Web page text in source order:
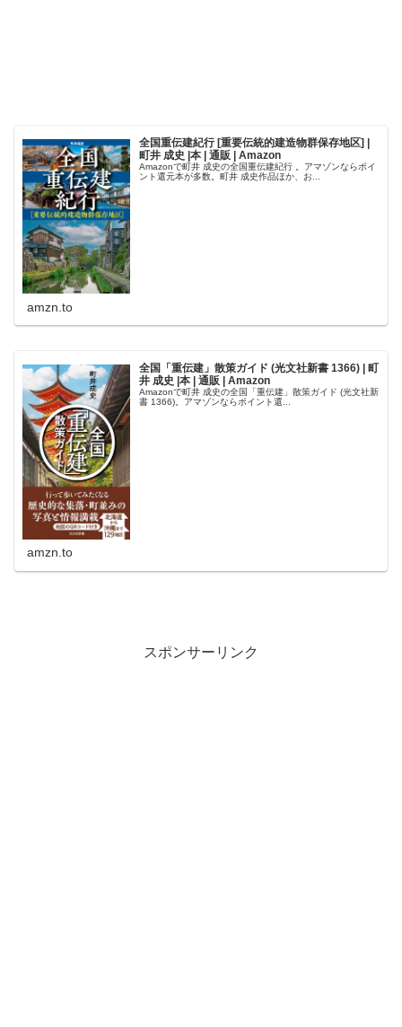
全国重伝建紀行 [重要伝統的建造物群保存地区] |
町井 成史 |本 | 通販 | Amazon
Amazonで町井 成史の全国重伝建紀行 。アマゾンならポイ
ント還元本が多数。町井 成史作品ほか、お...
amzn.to
全国「重伝建」散策ガイド (光文社新書 1366) | 町
井 成史 |本 | 通販 | Amazon
Amazonで町井 成史の全国「重伝建」散策ガイド (光文社新
書 1366)。アマゾンならポイント還...
amzn.to
スポンサーリンク